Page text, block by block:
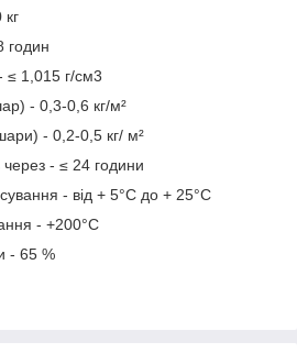
годин
- ≤ 1,015 г/см3
- 0,3-0,6 кг/м²
- 0,2-0,5 кг/ м²
через - ≤ 24 години
- від + 5°С до + 25°С
- +200°С
- 65 %